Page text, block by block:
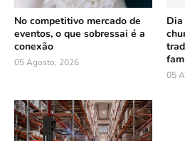
No competitivo mercado de
eventos, o que sobressai é a
conexão
05 Agosto, 2026
05